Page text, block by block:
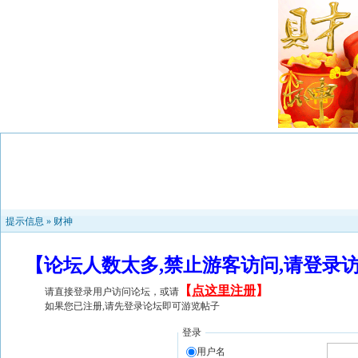
提示信息 » 财神
【论坛人数太多,禁止游客访问,请登
请直接登录用户访问论坛，或请 【 点这里注册】
如果您已注册,请先登录论坛即可游览帖子
登录
用户名